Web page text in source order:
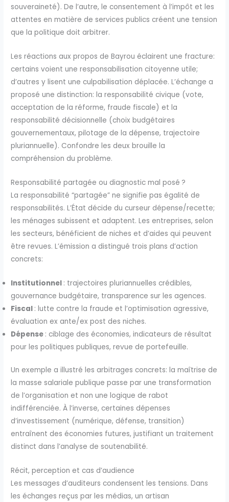
souveraineté). De l’autre, le consentement à l’impôt et les
attentes en matière de services publics créent une tension
que la politique doit arbitrer.
Les réactions aux propos de Bayrou éclairent une fracture:
certains voient une responsabilisation citoyenne utile;
d’autres y lisent une culpabilisation déplacée. L’échange a
proposé une distinction: la responsabilité civique (vote,
acceptation de la réforme, fraude fiscale) et la
responsabilité décisionnelle (choix budgétaires
gouvernementaux, pilotage de la dépense, trajectoire
pluriannuelle). Confondre les deux brouille la
compréhension du problème.
Responsabilité partagée ou diagnostic mal posé ?
La responsabilité “partagée” ne signifie pas égalité de
responsabilités. L’État décide du curseur dépense/recette;
les ménages subissent et adaptent. Les entreprises, selon
les secteurs, bénéficient de niches et d’aides qui peuvent
être revues. L’émission a distingué trois plans d’action
concrets:
Institutionnel : trajectoires pluriannuelles crédibles,
gouvernance budgétaire, transparence sur les agences.
Fiscal : lutte contre la fraude et l’optimisation agressive,
évaluation ex ante/ex post des niches.
Dépense : ciblage des économies, indicateurs de résultat
pour les politiques publiques, revue de portefeuille.
Un exemple a illustré les arbitrages concrets: la maîtrise de
la masse salariale publique passe par une transformation
de l’organisation et non une logique de rabot
indifférenciée. À l’inverse, certaines dépenses
d’investissement (numérique, défense, transition)
entraînent des économies futures, justifiant un traitement
distinct dans l’analyse de soutenabilité.
Récit, perception et cas d’audience
Les messages d’auditeurs condensent les tensions. Dans
les échanges reçus par les médias, un artisan